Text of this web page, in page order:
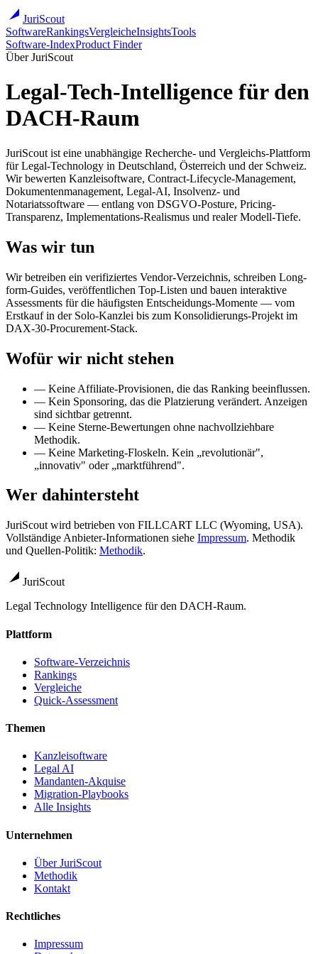
JuriScout
SoftwareRankingsVergleicheInsightsTools
Software-IndexProduct Finder
Über JuriScout
Legal-Tech-Intelligence für den
DACH-Raum
JuriScout ist eine unabhängige Recherche- und Vergleichs-Plattform
für Legal-Technology in Deutschland, Österreich und der Schweiz.
Wir bewerten Kanzleisoftware, Contract-Lifecycle-Management,
Dokumentenmanagement, Legal-AI, Insolvenz- und
Notariatssoftware — entlang von DSGVO-Posture, Pricing-
Transparenz, Implementations-Realismus und realer Modell-Tiefe.
Was wir tun
Wir betreiben ein verifiziertes Vendor-Verzeichnis, schreiben Long-
form-Guides, veröffentlichen Top-Listen und bauen interaktive
Assessments für die häufigsten Entscheidungs-Momente — vom
Erstkauf in der Solo-Kanzlei bis zum Konsolidierungs-Projekt im
DAX-30-Procurement-Stack.
Wofür wir nicht stehen
— Keine Affiliate-Provisionen, die das Ranking beeinflussen.
— Kein Sponsoring, das die Platzierung verändert. Anzeigen
sind sichtbar getrennt.
— Keine Sterne-Bewertungen ohne nachvollziehbare
Methodik.
— Keine Marketing-Floskeln. Kein „revolutionär",
„innovativ" oder „marktführend".
Wer dahintersteht
JuriScout wird betrieben von FILLCART LLC (Wyoming, USA).
Vollständige Anbieter-Informationen siehe Impressum. Methodik
und Quellen-Politik: Methodik.
JuriScout
Legal Technology Intelligence für den DACH-Raum.
Plattform
Software-Verzeichnis
Rankings
Vergleiche
Quick-Assessment
Themen
Kanzleisoftware
Legal AI
Mandanten-Akquise
Migration-Playbooks
Alle Insights
Unternehmen
Über JuriScout
Methodik
Kontakt
Rechtliches
Impressum